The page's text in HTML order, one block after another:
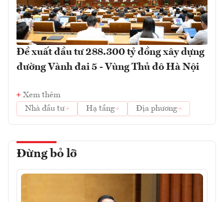
Đề xuất đầu tư 288.300 tỷ đồng xây dựng
đường Vành đai 5 - Vùng Thủ đô Hà Nội
Xem thêm
Nhà đầu tư
Hạ tầng Địa phương
Đừng bỏ lỡ